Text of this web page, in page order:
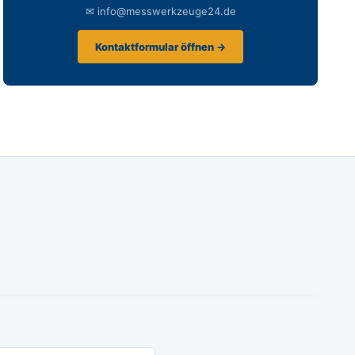
✉ info@messwerkzeuge24.de
Kontaktformular öffnen →